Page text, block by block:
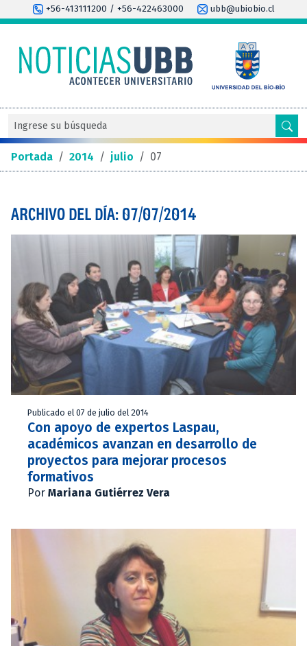
+56-413111200 / +56-422463000 ubb@ubiobio.cl
Portada / 2014 / julio / 07
ARCHIVO DEL DÍA: 07/07/2014
Publicado el 07 de julio del 2014
Con apoyo de expertos Laspau,
académicos avanzan en desarrollo de
proyectos para mejorar procesos
formativos
Por Mariana Gutiérrez Vera